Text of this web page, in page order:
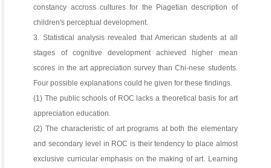
constancy accross cultures for the Piagetian description of
children's perceptual development.
3. Statistical analysis revealed that American students at all
stages of cognitive development achieved higher mean
scores in the art appreciation survey than Chi-nese students.
Four possible explanations could he given for these findings.
(1) The public schools of ROC lacks a theoretical basis for art
appreciation education.
(2) The characteristic of art programs at both the elementary
and secondary level in ROC is their tendency to place almost
exclusive curricular emphasis on the making of art. Learning